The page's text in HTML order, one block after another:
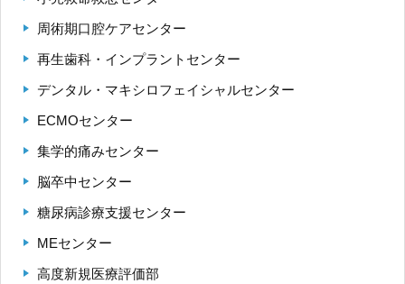
周術期口腔ケアセンター
再生歯科・インプラントセンター
デンタル・マキシロフェイシャルセンター
ECMOセンター
集学的痛みセンター
脳卒中センター
糖尿病診療支援センター
MEセンター
高度新規医療評価部